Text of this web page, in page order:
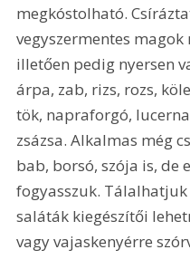
megkóstolható.
vegyszermentes
illetően pedig nyersen
árpa, zab, rizs, rozs,
tök, napraforgó,
zsázsa. Alkalmas még
bab, borsó, szója is, de
fogyasszuk.
saláták kiegészítői
vagy vajaskenyérre